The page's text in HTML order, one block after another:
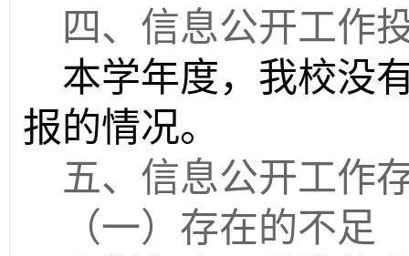
四、信息公开工作
本学年度，我校没
报的情况。
五、信息公开工作
（一）存在的不足